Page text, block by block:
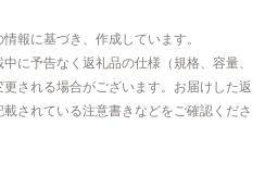
報に基づき、作成しています。
に予告なく返礼品の仕様（規格、容量、
される場合がございます。お届けした返
されている注意書きなどをご確認くださ